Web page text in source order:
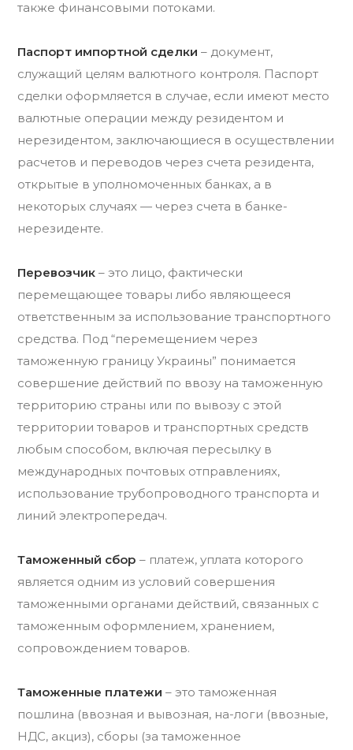
также финансовыми потоками.
Паспорт импортной сделки– документ,
служащий целям валютного контроля. Паспорт
сделки оформляется в случае, если имеют место
валютные операции между резидентом и
нерезидентом, заключающиеся в осуществлении
расчетов и переводов через счета резидента,
открытые в уполномоченных банках, а в
некоторых случаях — через счета в банке-
нерезиденте.
Перевозчик – это лицо, фактически
перемещающее товары либо являющееся
ответственным за использование транспортного
средства. Под “перемещением через
таможенную границу Украины” понимается
совершение действий по ввозу на таможенную
территорию страны или по вывозу с этой
территории товаров и транспортных средств
любым способом, включая пересылку в
международных почтовых отправлениях,
использование трубопроводного транспорта и
линий электропередач.
Таможенный сбор – платеж, уплата которого
является одним из условий совершения
таможенными органами действий, связанных с
таможенным оформлением, хранением,
сопровождением товаров.
Таможенные платежи – это таможенная
пошлина (ввозная и вывозная, на-логи (ввозные,
НДС, акциз), сборы (за таможенное